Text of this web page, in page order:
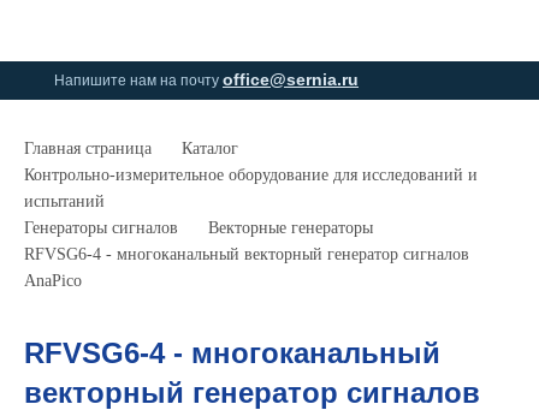
Напишите нам на почту office@sernia.ru
Главная страница
Каталог
Контрольно-измерительное оборудование для исследований и
испытаний
Генераторы сигналов
Векторные генераторы
RFVSG6-4 - многоканальный векторный генератор сигналов
AnaPico
RFVSG6-4 - многоканальный
векторный генератор сигналов